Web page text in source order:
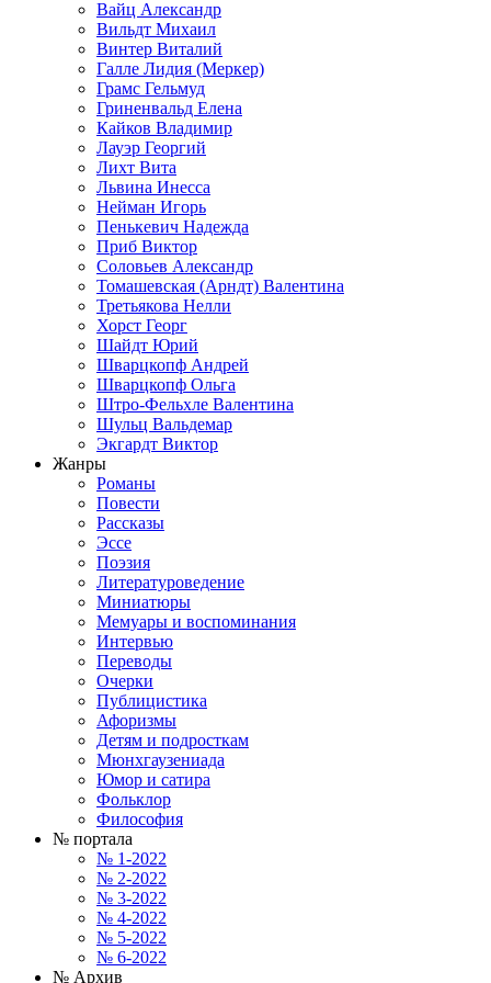
Вайц Александр
Вильдт Михаил
Винтер Виталий
Галле Лидия (Меркер)
Грамс Гельмуд
Гриненвальд Елена
Кайков Владимир
Лауэр Георгий
Лихт Вита
Львина Инесса
Нейман Игорь
Пенькевич Надежда
Приб Виктор
Соловьев Александр
Томашевская (Арндт) Валентина
Третьякова Нелли
Хорст Георг
Шайдт Юрий
Шварцкопф Андрей
Шварцкопф Ольга
Штро-Фельхле Валентина
Шульц Вальдемар
Экгардт Виктор
Жанры
Романы
Повести
Рассказы
Эссе
Поэзия
Литературоведение
Миниатюры
Мемуары и воспоминания
Интервью
Переводы
Очерки
Публицистика
Афоризмы
Детям и подросткам
Мюнхгаузениада
Юмор и сатира
Фольклор
Философия
№ портала
№ 1-2022
№ 2-2022
№ 3-2022
№ 4-2022
№ 5-2022
№ 6-2022
№ Архив